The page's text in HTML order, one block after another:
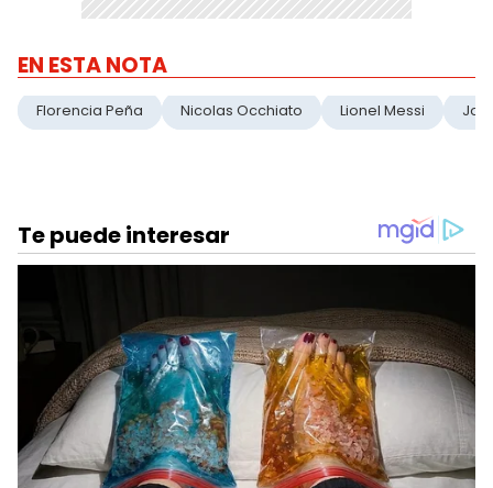
EN ESTA NOTA
Florencia Peña Nicolas Occhiato Lionel Messi